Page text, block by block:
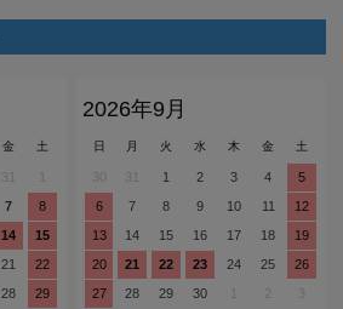
金 土
31
7
8
14
15
21
22
28
29
2026年9月
日 月 火 水 木 金 土
30 31 1 2 3 4
5
6
7 8 9 10 11
12
13
14 15 16 17 18
19
20
21 22 23 24 25
26
27
28 29 30 3